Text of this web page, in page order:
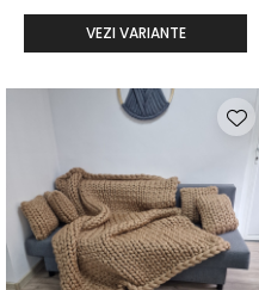
VEZI VARIANTE